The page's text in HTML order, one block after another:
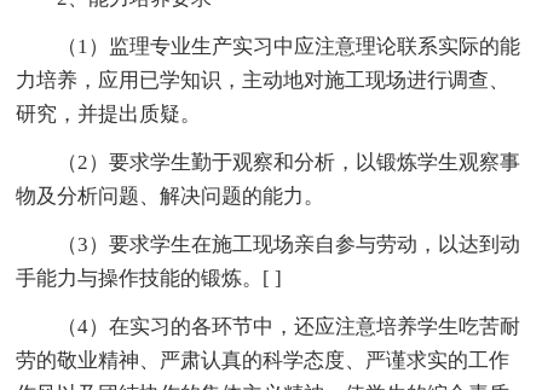
（1）监理专业生产实习中应注意理论联系实际的能
力培养，应用已学知识，主动地对施工现场进行调查、
研究，并提出质疑。
（2）要求学生勤于观察和分析，以锻炼学生观察事
物及分析问题、解决问题的能力。
（3）要求学生在施工现场亲自参与劳动，以达到动
手能力与操作技能的锻炼。[ ]
（4）在实习的各环节中，还应注意培养学生吃苦耐
劳的敬业精神、严肃认真的科学态度、严谨求实的工作